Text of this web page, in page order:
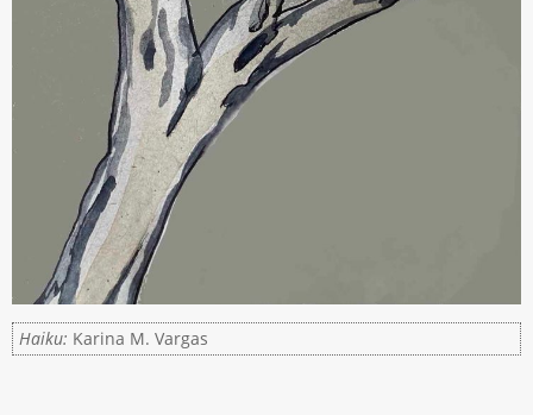
Haiku: Karina M. Vargas